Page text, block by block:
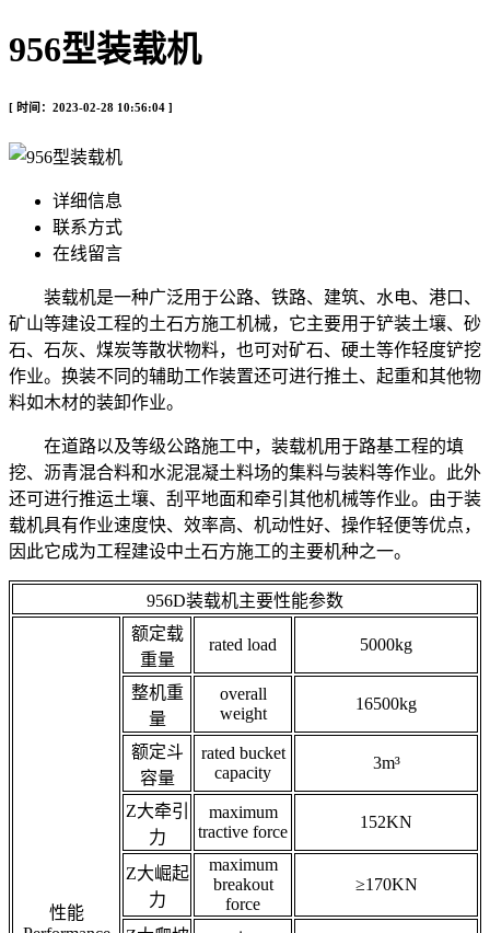
956型装载机
[ 时间：2023-02-28 10:56:04 ]
详细信息
联系方式
在线留言
装载机是一种广泛用于公路、铁路、建筑、水电、港口、
矿山等建设工程的土石方施工机械，它主要用于铲装土壤、砂
石、石灰、煤炭等散状物料，也可对矿石、硬土等作轻度铲挖
作业。换装不同的辅助工作装置还可进行推土、起重和其他物
料如木材的装卸作业。
在道路以及等级公路施工中，装载机用于路基工程的填
挖、沥青混合料和水泥混凝土料场的集料与装料等作业。此外
还可进行推运土壤、刮平地面和牵引其他机械等作业。由于装
载机具有作业速度快、效率高、机动性好、操作轻便等优点，
因此它成为工程建设中土石方施工的主要机种之一。
956D装载机主要性能参数
性能
额定载
重量
rated load 5000kg
整机重
量
overall
weight
16500kg
额定斗
容量
rated bucket
capacity
3m³
Z大牵引
力
maximum
tractive force
152KN
Z大崛起
力
maximum
breakout
force
≥170KN